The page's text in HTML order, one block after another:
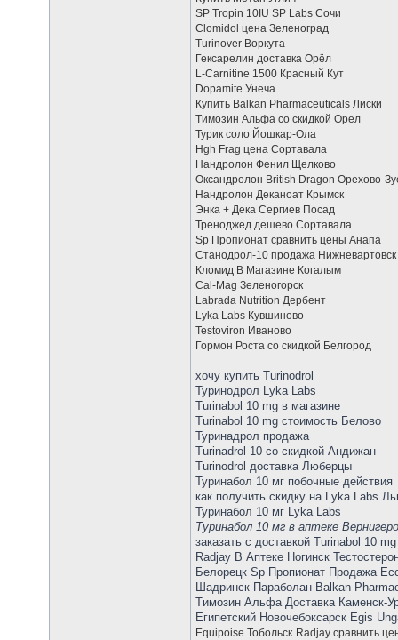
SP Tropin 10IU SP Labs Сочи
Clomidol цена Зеленоград
Turinover Воркута
Гексарелин доставка Орёл
L-Carnitine 1500 Красный Кут
Dopamite Унеча
Купить Balkan Pharmaceuticals Лиски
Tимозин Альфа со скидкой Орел
Турик соло Йошкар-Ола
Hgh Frag цена Сортавала
Нандролон Фенил Щелково
Оксандролон British Dragon Орехово-
Нандролон Деканоат Крымск
Энка + Дека Сергиев Посад
Треноджед дешево Сортавала
Sp Пропионат сравнить цены Анапа
Станодрол-10 продажа Нижневартовск
Кломид В Магазине Когалым
Cal-Mag Зеленогорск
Labrada Nutrition Дербент
Lyka Labs Кувшиново
Testoviron Иваново
Гормон Роста со скидкой Белгород
хочу купить Turinodrol
Туринодрол Lyka Labs
Turinabol 10 mg в магазине
Turinabol 10 mg стоимость Белово
Туринадрол продажа
Turinadrol 10 со скидкой Андижан
Turinodrol доставка Люберцы
Туринабол 10 мг побочные действия
как получить скидку на Lyka Labs
Туринабол 10 мг Lyka Labs
Туринабол 10 мг в аптеке
заказать с доставкой Turinabol 10
Radjay В Аптеке Ногинск
Белорецк Sp Пропионат Продажа
Шадринск Параболан Balkan
Tимозин Альфа Доставка Каменск-
Египетский Новочебоксарск Egis
Equipoise Тобольск Radjay сравнить